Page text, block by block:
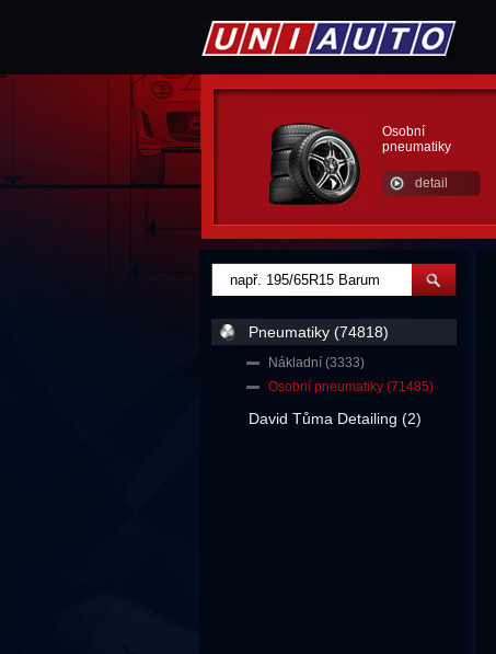
Osobní
pneumatiky
detail
Pneumatiky (74818)
Nákladní (3333)
Osobní pneumatiky (71485)
David Tůma Detailing (2)